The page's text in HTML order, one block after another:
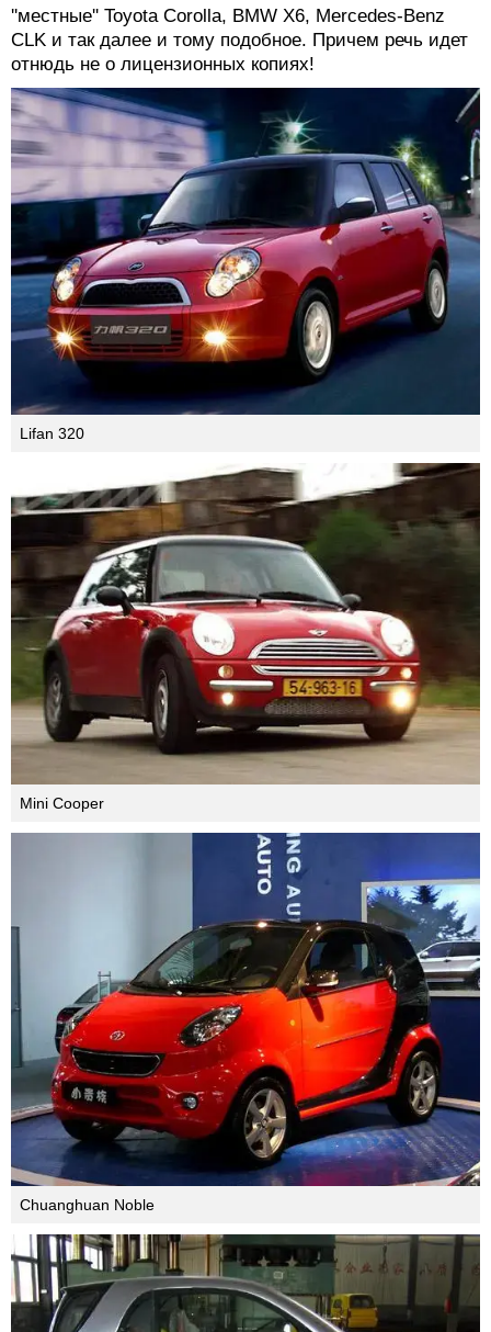
Geely GE
На том же Шанхайском салоне были показаны
''местные'' Toyota Corolla, BMW X6, Mercedes-Benz
CLK и так далее и тому подобное. Причем речь идет
отнюдь не о лицензионных копиях!
Lifan 320
Mini Cooper